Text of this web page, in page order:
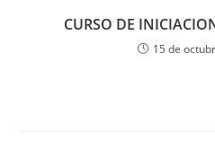
CURSO DE
15 de